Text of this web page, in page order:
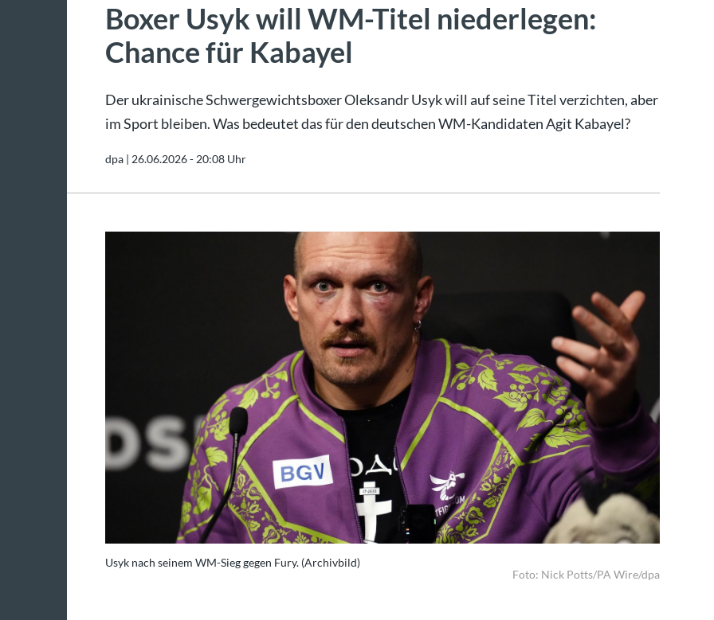
Boxer Usyk will WM-Titel niederlegen:
Chance für Kabayel
Der ukrainische Schwergewichtsboxer Oleksandr Usyk will auf seine Titel verzichten, aber
im Sport bleiben. Was bedeutet das für den deutschen WM-Kandidaten Agit Kabayel?
dpa | 26.06.2026 - 20:08 Uhr
Usyk nach seinem WM-Sieg gegen Fury. (Archivbild)
Foto: Nick Potts/PA Wire/dpa